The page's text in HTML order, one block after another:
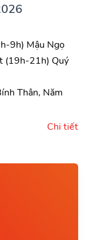
9h) Mậu Ngọ
(19h-21h) Quý
Thân, Năm
Chi tiết